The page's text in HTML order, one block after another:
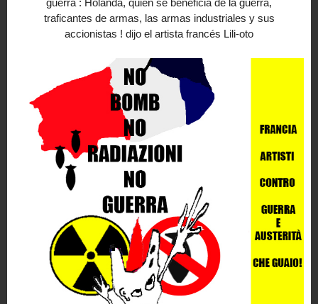
guerra : Holanda, quién se beneficia de la guerra,
traficantes de armas, las armas industriales y sus
accionistas ! dijo el artista francés Lili-oto